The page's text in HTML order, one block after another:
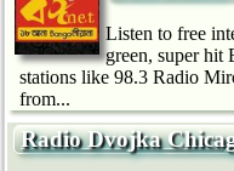
Listen to free
green, super hit
stations like 98.3 Radio
from...
Radio Dvojka